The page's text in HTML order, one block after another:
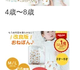
4歳〜8歳